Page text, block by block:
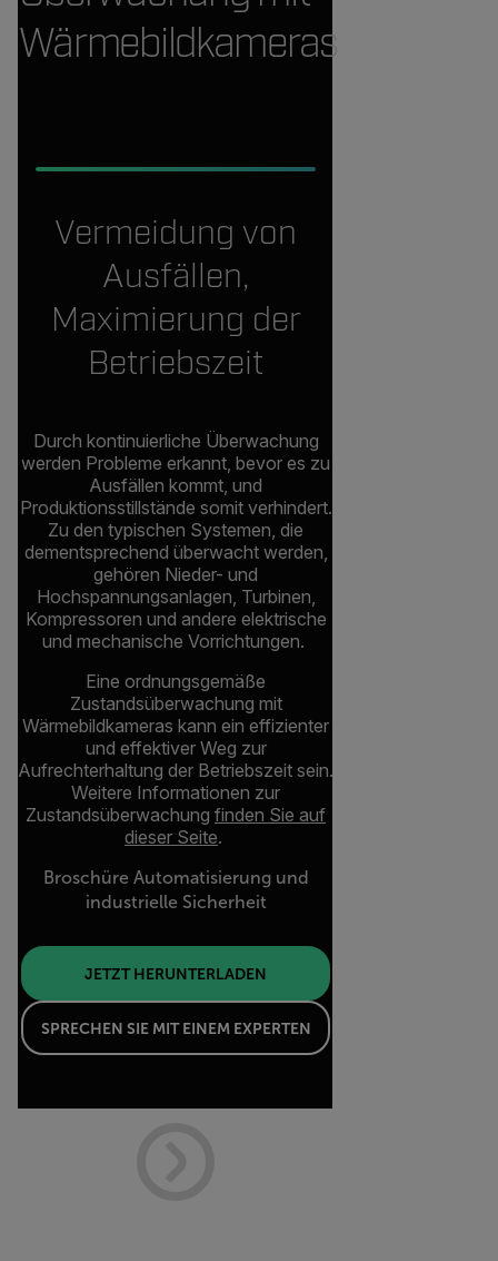
Wärmebildkameras
Vermeidung von
Ausfällen,
Maximierung der
Betriebszeit
Durch kontinuierliche Überwachung
werden Probleme erkannt, bevor es zu
Ausfällen kommt, und
Produktionsstillstände somit verhindert.
Zu den typischen Systemen, die
dementsprechend überwacht werden,
gehören Nieder- und
Hochspannungsanlagen, Turbinen,
Kompressoren und andere elektrische
und mechanische Vorrichtungen.
Eine ordnungsgemäße
Zustandsüberwachung mit
Wärmebildkameras kann ein effizienter
und effektiver Weg zur
Aufrechterhaltung der Betriebszeit sein.
Weitere Informationen zur
Zustandsüberwachung finden Sie auf
dieser Seite.
Broschüre Automatisierung und
industrielle Sicherheit
JETZT HERUNTERLADEN
SPRECHEN SIE MIT EINEM EXPERTEN